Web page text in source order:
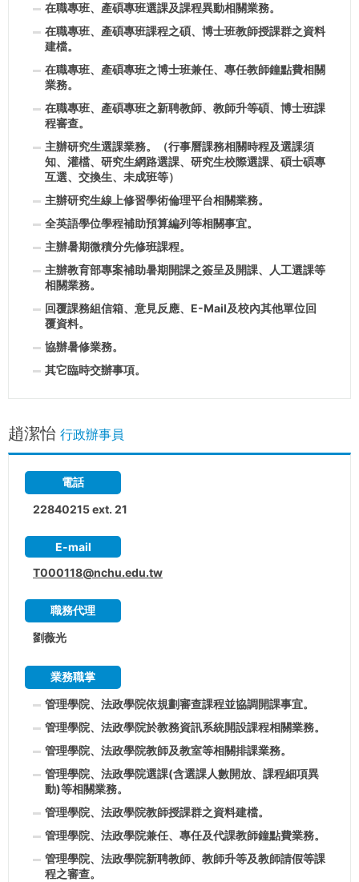
在職專班、產碩專班選課及課程異動相關業務。
在職專班、產碩專班課程之碩、博士班教師授課群之資料
建檔。
在職專班、產碩專班之博士班兼任、專任教師鐘點費相關
業務。
在職專班、產碩專班之新聘教師、教師升等碩、博士班課
程審查。
主辦研究生選課業務。（行事曆課務相關時程及選課須
知、灌檔、研究生網路選課、研究生校際選課、碩士碩專
互選、交換生、未成班等）
主辦研究生線上修習學術倫理平台相關業務。
全英語學位學程補助預算編列等相關事宜。
主辦暑期微積分先修班課程。
主辦教育部專案補助暑期開課之簽呈及開課、人工選課等
相關業務。
回覆課務組信箱、意見反應、E-Mail及校內其他單位回
覆資料。
協辦暑修業務。
其它臨時交辦事項。
趙潔怡 行政辦事員
電話
22840215 ext. 21
E-mail
T000118@nchu.edu.tw
職務代理
劉薇光
業務職掌
管理學院、法政學院依規劃審查課程並協調開課事宜。
管理學院、法政學院於教務資訊系統開設課程相關業務。
管理學院、法政學院教師及教室等相關排課業務。
管理學院、法政學院選課(含選課人數開放、課程細項異
動)等相關業務。
管理學院、法政學院教師授課群之資料建檔。
管理學院、法政學院兼任、專任及代課教師鐘點費業務。
管理學院、法政學院新聘教師、教師升等及教師請假等課
程之審查。